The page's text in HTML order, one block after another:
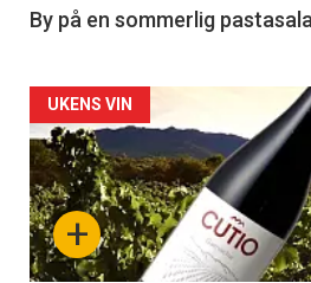
5
By på en sommerlig
Forsiden
akkurat
nå
-
+
UKENS VIN